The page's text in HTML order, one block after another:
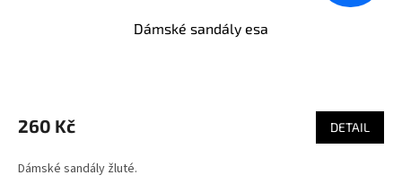
Dámské sandály esa
260 Kč DETAIL
Dámské sandály žluté.